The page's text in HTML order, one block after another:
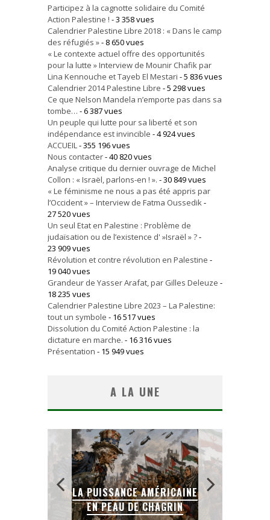
Participez à la cagnotte solidaire du Comité
Action Palestine ! - 3 358 vues
Calendrier Palestine Libre 2018 : « Dans le camp
des réfugiés »- 8 650 vues
« Le contexte actuel offre des opportunités
pour la lutte » Interview de Mounir Chafik par
Lina Kennouche et Tayeb El Mestari - 5 836 vues
Calendrier 2014 Palestine Libre - 5 298 vues
Ce que Nelson Mandela n’emporte pas dans sa
tombe… - 6 387 vues
Un peuple qui lutte pour sa liberté et son
indépendance est invincible - 4 924 vues
ACCUEIL- 355 196 vues
Nous contacter- 40 820 vues
Analyse critique du dernier ouvrage de Michel
Collon : « Israël, parlons-en ! ». - 30 849 vues
« Le féminisme ne nous a pas été appris par
l’Occident » – Interview de Fatma Oussedik-
27 520 vues
Un seul Etat en Palestine : Problème de
judaïsation ou de l’existence d' »Israël » ?-
23 909 vues
Révolution et contre révolution en Palestine -
19 040 vues
Grandeur de Yasser Arafat, par Gilles Deleuze -
18 235 vues
Calendrier Palestine Libre 2023 – La Palestine:
tout un symbole - 16 517 vues
Dissolution du Comité Action Palestine : la
dictature en marche. - 16 316 vues
Présentation - 15 949 vues
A LA UNE
LA PUISSANCE AMÉRICAINE
EN PEAU DE CHAGRIN